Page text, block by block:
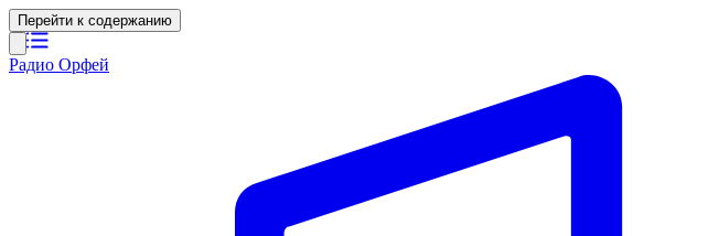
Перейти к содержанию
Радио Орфей